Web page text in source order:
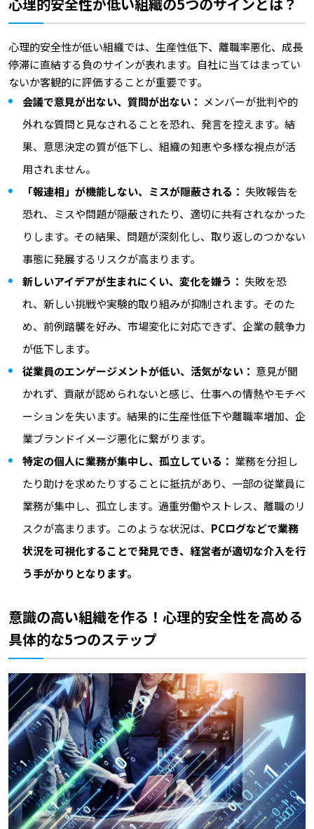
心理的安全性が低い組織では、生産性低下、離職率悪化、成長
停滞に直結する負のサインが表れます。自社に当てはまってい
ないか客観的に評価することが重要です。
会議で意見が出ない、質問が出ない： メンバーが批判や的
外れな質問と見なされることを恐れ、発言を控えます。結
果、意思決定の質が低下し、組織の知恵や多様な視点が活
用されません。
「報連相」が機能しない、ミスが隠蔽される： 失敗報告を
恐れ、ミスや問題が隠蔽されたり、適切に共有されなかった
りします。その結果、問題が深刻化し、取り返しのつかない
事態に発展するリスクが高まります。
新しいアイデアが生まれにくい、変化を嫌う： 失敗を恐
れ、新しい挑戦や実験的取り組みが抑制されます。そのた
め、前例踏襲を好み、市場変化に対応できず、企業の競争力
が低下します。
従業員のエンゲージメントが低い、活気がない： 意見が聞
かれず、貢献が認められないと感じ、仕事への情熱やモチベ
ーションを失います。結果的に生産性低下や離職率増加、企
業ブランドイメージ悪化に繋がります。
特定の個人に業務が集中し、孤立している： 業務を分担し
たり助けを求めたりすることに抵抗があり、一部の従業員に
業務が集中し、孤立します。過重労働やストレス、離職のリ
スクが高まります。このような状況は、 PCログなどで業務
状況を可視化することで発見でき、経営者が適切な介入を行
う手がかりとなります。
意識の高い組織を作る！心理的安全性を高める
具体的な5つのステップ